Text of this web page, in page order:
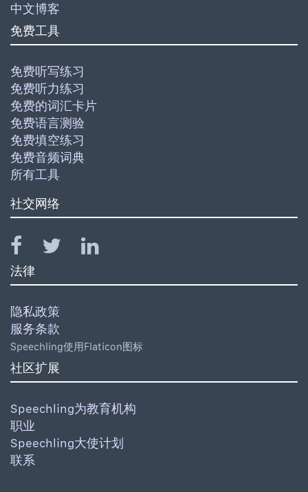
中文博客
免费工具
免费听写练习
免费听力练习
免费的词汇卡片
免费语言测验
免费填空练习
免费音频词典
所有工具
社交网络
法律
隐私政策
服务条款
Speechling使用Flaticon图标
社区扩展
Speechling为教育机构
职业
Speechling大使计划
联系